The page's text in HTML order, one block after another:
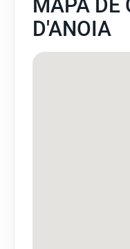
MAPA DE
D'ANOIA